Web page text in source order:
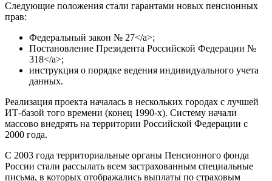
Следующие положения стали гарантами новых пенсионных
прав:
Федеральный закон № 27</a>;
Постановление Президента Российской Федерации №
318</a>;
инструкция о порядке ведения индивидуального учета
данных.
Реализация проекта началась в нескольких городах с лучшей
ИТ-базой того времени (конец 1990-х). Систему начали
массово внедрять на территории Российской Федерации с
2000 года.
С 2003 года территориальные органы Пенсионного фонда
России стали рассылать всем застрахованным специальные
письма, в которых отображались выплаты по страховым